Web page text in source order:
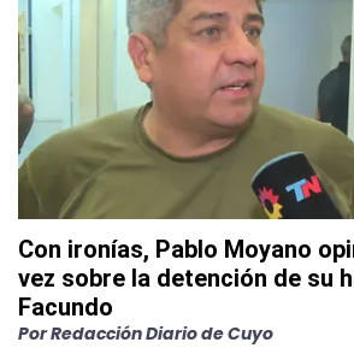
Con ironías, Pablo Moyano
vez sobre la detención de su
Facundo
PorRedacción Diario de Cuyo